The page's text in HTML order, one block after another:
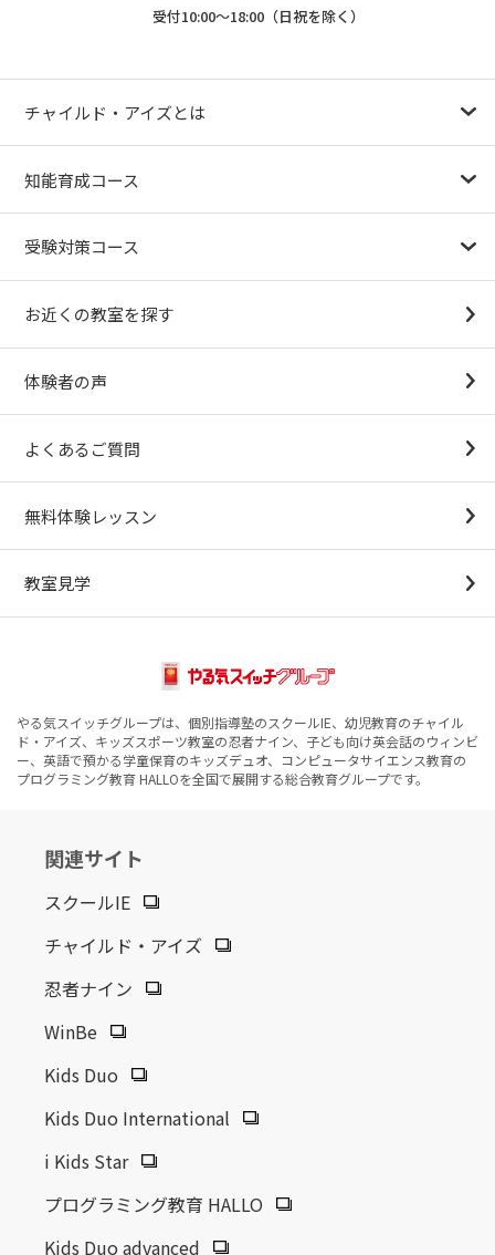
受付10:00〜18:00（日祝を除く）
チャイルド・アイズとは
知能育成コース
受験対策コース
（思考力アドバンスコースアストルム）
お近くの教室を探す
体験者の声
よくあるご質問
無料体験レッスン
教室見学
やる気スイッチグループは、個別指導塾のスクールIE、幼児教育のチャイル
ド・アイズ、キッズスポーツ教室の忍者ナイン、子ども向け英会話のウィンビ
ー、英語で預かる学童保育のキッズデュオ、コンピュータサイエンス教育の
プログラミング教育 HALLOを全国で展開する総合教育グループです。
関連サイト
スクールIE
チャイルド・アイズ
忍者ナイン
WinBe
Kids Duo
Kids Duo International
i Kids Star
プログラミング教育 HALLO
Kids Duo advanced